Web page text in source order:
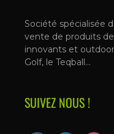
Société spécialisée
vente de produits
innovants et
Golf, le Teqball…
SUIVEZ NOUS !